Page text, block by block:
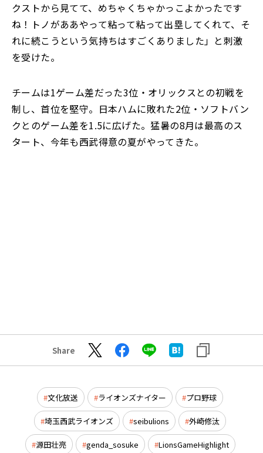
クストから見てて、めちゃくちゃかっこよかったです
ね！トノがああやって粘って粘って出塁してくれて、そ
れに続こうという気持ちはすごくありました」と刺激
を受けた。
チームは1ゲーム差だった3位・オリックスとの初戦を
制し、首位を堅守。日本ハムに敗れた2位・ソフトバン
クとのゲーム差を1.5に広げた。猛暑の8月は最高のス
タート、今年も西武得意の夏がやってきた。
Share
文化放送 ライオンズナイター プロ野球
埼玉西武ライオンズ seibulions 外崎修汰
源田壮亮 genda_sosuke LionsGameHighlight